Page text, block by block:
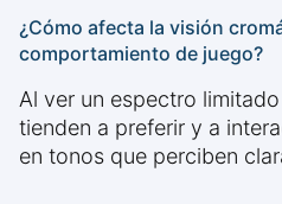
¿Cómo afecta la visión
comportamiento de juego?
Al ver un espectro
tienden a preferir y a
en tonos que perciben